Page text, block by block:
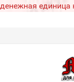
денежная